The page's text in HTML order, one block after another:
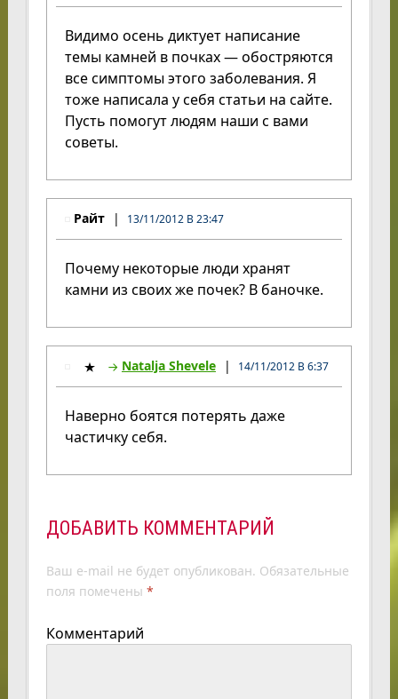
Видимо осень диктует написание
темы камней в почках — обостряются
все симптомы этого заболевания. Я
тоже написала у себя статьи на сайте.
Пусть помогут людям наши с вами
советы.
Райт 13/11/2012 В 23:47
Почему некоторые люди хранят
камни из своих же почек? В баночке.
Natalja Shevele 14/11/2012 В 6:37
Наверно боятся потерять даже
частичку себя.
ДОБАВИТЬ КОММЕНТАРИЙ
Ваш e-mail не будет опубликован. Обязательные
поля помечены *
Комментарий